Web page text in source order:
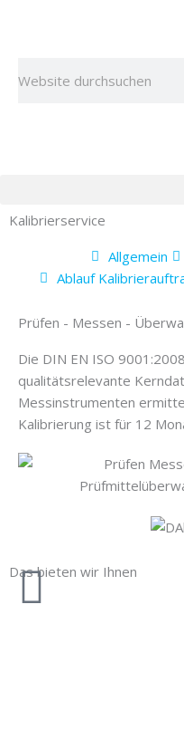
Kalibrierservice
Allgemein
Ablauf
Prüfen - Messen -
Die DIN EN ISO
qualitätsrelevante
Messinstrumenten
Kalibrierung ist für 12
Das bieten wir Ihnen